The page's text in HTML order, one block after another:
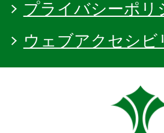
プライバシーポリ
ウェブアクセシビ